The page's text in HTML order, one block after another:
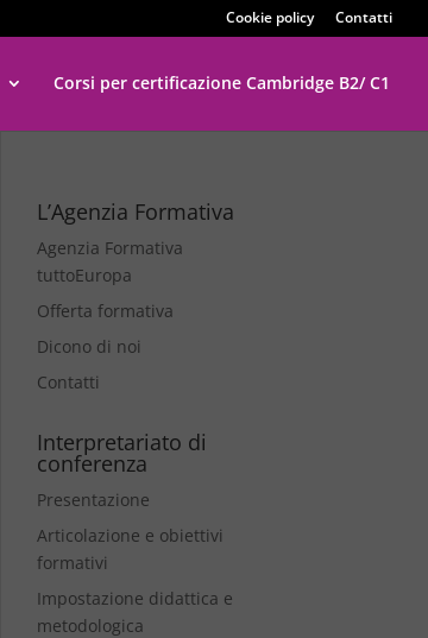
Cookie policy Contatti
Corsi per certificazione Cambridge B2/ C1
L’Agenzia Formativa
Agenzia Formativa
tuttoEuropa
Offerta formativa
Dicono di noi
Contatti
Interpretariato di
conferenza
Presentazione
Articolazione e obiettivi
formativi
Impostazione didattica e
metodologica